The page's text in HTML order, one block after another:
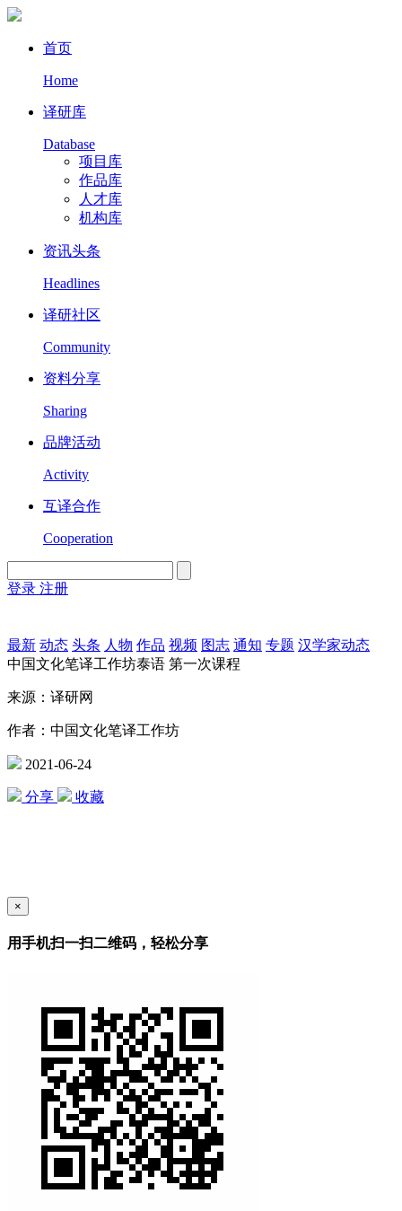
首页
Home
译研库
Database
项目库
作品库
人才库
机构库
资讯头条
Headlines
译研社区
Community
资料分享
Sharing
品牌活动
Activity
互译合作
Cooperation
登录 注册
最新 动态 头条 人物 作品 视频 图志 通知 专题 汉学家动态
中国文化笔译工作坊泰语 第一次课程
来源：译研网
作者：中国文化笔译工作坊
2021-06-24
分享 收藏
×
用手机扫一扫二维码，轻松分享